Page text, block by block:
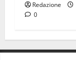
Redazione
0